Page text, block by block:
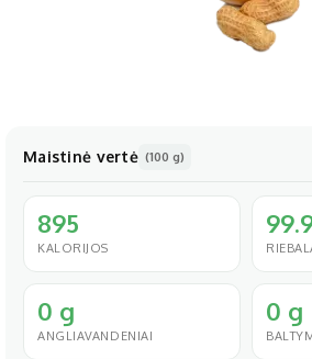
Maistinė vertė (100 g)
895
KALORIJOS
0 g
ANGLIAVANDENIAI
0 g